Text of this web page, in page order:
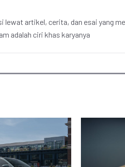
lewat artikel, cerita, dan esai yang
adalah ciri khas karyanya